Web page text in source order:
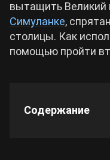
Hogwarts Legacy
Cyberpunk 2077
вытащить Великий
Симуланке,
столицы. Как
помощью пройти
Содержание